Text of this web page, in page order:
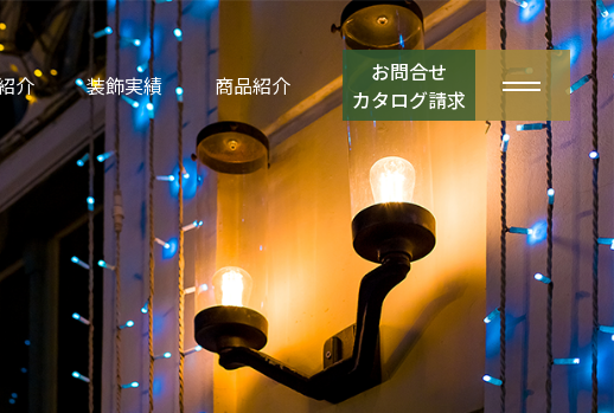
介 装飾実績 商品紹介
お問合せ
カタログ請求
の強み
企画力＆柔軟性
04 環境への取組み
モチーフライト
04 特注